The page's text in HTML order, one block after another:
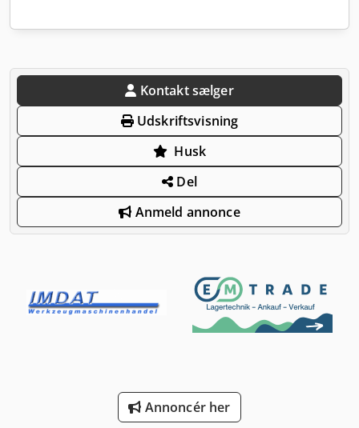
Kontakt sælger
Udskriftsvisning
Husk
Del
Anmeld annonce
Annoncér her